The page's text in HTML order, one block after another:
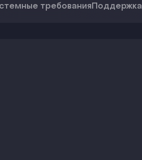
требованияПоддержка